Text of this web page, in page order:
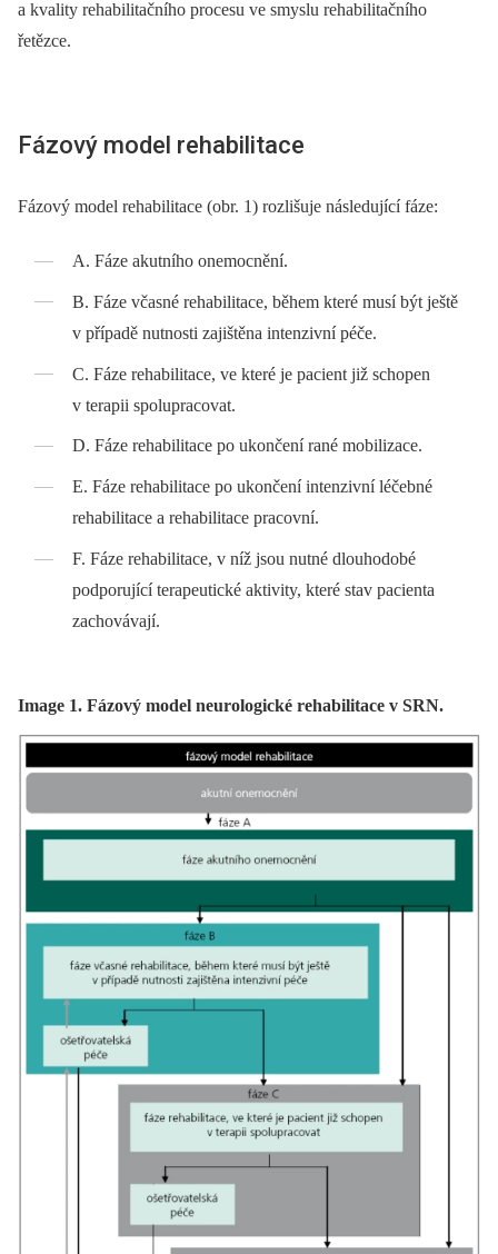
a kvality rehabilitačního procesu ve smyslu rehabilitačního
řetězce.
Fázový model rehabilitace
Fázový model rehabilitace (obr. 1) rozlišuje následující fáze:
A. Fáze akutního onemocnění.
B. Fáze včasné rehabilitace, během které musí být ještě
v případě nutnosti zajištěna intenzivní péče.
C. Fáze rehabilitace, ve které je pacient již schopen
v terapii spolupracovat.
D. Fáze rehabilitace po ukončení rané mobilizace.
E. Fáze rehabilitace po ukončení intenzivní léčebné
rehabilitace a rehabilitace pracovní.
F. Fáze rehabilitace, v níž jsou nutné dlouhodobé
podporující terapeutické aktivity, které stav pacienta
zachovávají.
Image 1. Fázový model neurologické rehabilitace v SRN.